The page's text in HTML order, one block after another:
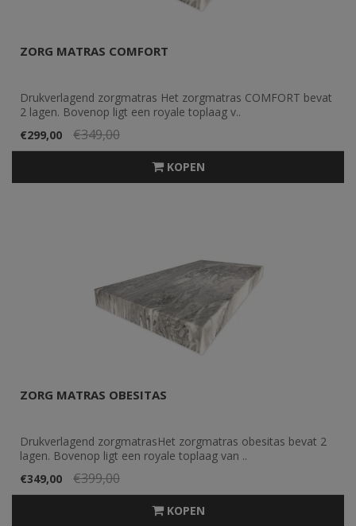
ZORG MATRAS COMFORT
Drukverlagend zorgmatras Het zorgmatras COMFORT bevat
2 lagen. Bovenop ligt een royale toplaag v..
€299,00
€349,00
KOPEN
ZORG MATRAS OBESITAS
Drukverlagend zorgmatrasHet zorgmatras obesitas bevat 2
lagen. Bovenop ligt een royale toplaag van ..
€349,00
€399,00
KOPEN